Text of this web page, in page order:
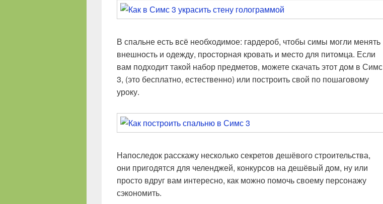
В спальне есть всё необходимое: гардероб, чтобы симы могли менять
внешность и одежду, просторная кровать и место для питомца. Если
вам подходит такой набор предметов, можете скачать этот дом в Симс
3, (это бесплатно, естественно) или построить свой по пошаговому
уроку.
Напоследок расскажу несколько секретов дешёвого строительства,
они пригодятся для челенджей, конкурсов на дешёвый дом, ну или
просто вдруг вам интересно, как можно помочь своему персонажу
сэкономить.